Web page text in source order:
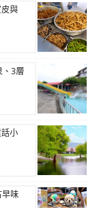
與
、3層
小
味